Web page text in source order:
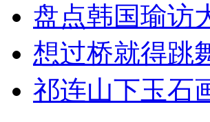
盘点韩国瑜访
想过桥就得跳
祁连山下玉石